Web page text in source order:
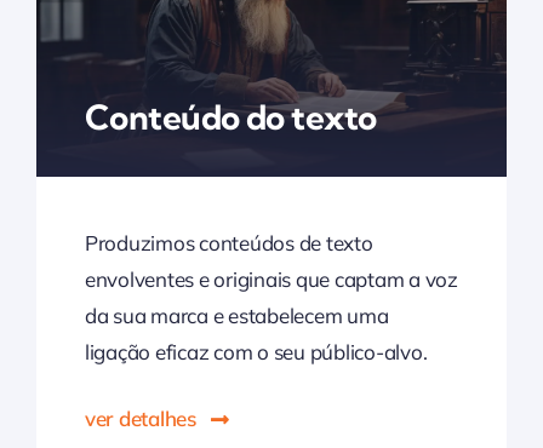
Conteúdo do texto
Produzimos conteúdos de texto
envolventes e originais que captam a voz
da sua marca e estabelecem uma
ligação eficaz com o seu público-alvo.
ver detalhes